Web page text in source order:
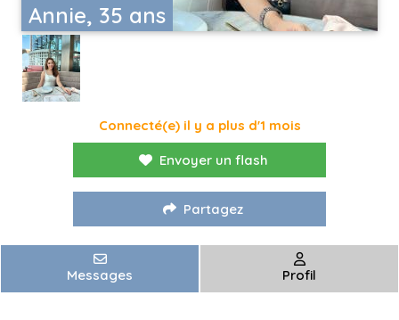
Annie, 35 ans
Connecté(e) il y a plus d'1 mois
Envoyer un flash
Partagez
Messages Profil